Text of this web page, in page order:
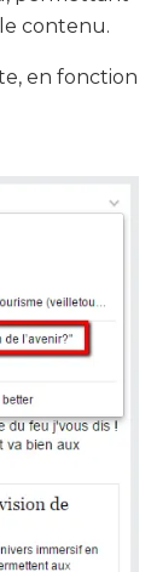
contenu.
en fonction